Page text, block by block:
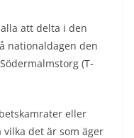
att delta i den
nationaldagen den
(T-
eller
det är som äger